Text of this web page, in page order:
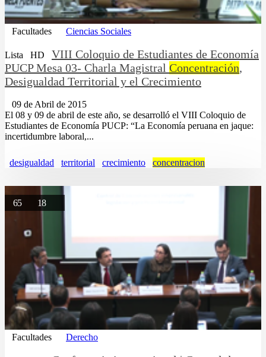
Facultades Ciencias Sociales
Lista HD
VIII Coloquio de Estudiantes de Economía
PUCP Mesa 03- Charla Magistral Concentración,
Desigualdad Territorial y el Crecimiento
09 de Abril de 2015
El 08 y 09 de abril de este año, se desarrolló el VIII Coloquio de
Estudiantes de Economía PUCP: “La Economía peruana en jaque:
incertidumbre laboral,...
desigualdad territorial crecimiento concentracion
65 18
Facultades Derecho